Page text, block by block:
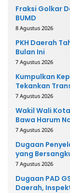
Fraksi Golkar
BUMD
8 Agustus 2026
PKH Daerah
Bulan Ini
7 Agustus 2026
Kumpulkan
Tekankan
7 Agustus 2026
Wakil Wali
Bawa Harum
7 Agustus 2026
Dugaan
yang
7 Agustus 2026
Dugaan PAD
Daerah,